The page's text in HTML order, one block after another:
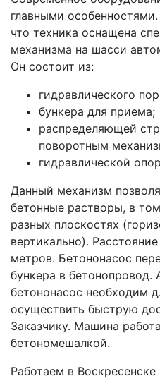
главными
что техника оснащена
механизма на шасси
Он состоит из:
гидравлического
бункера для приема;
распределяющей
поворотным
гидравлической
Данный механизм
бетонные растворы, в
разных плоскостях
вертикально).
метров. Бетононасос
бункера в бетонопровод.
бетононасос необходим
осуществить быструю
Заказчику. Машина
бетономешалкой.
Работаем в Воскресенске